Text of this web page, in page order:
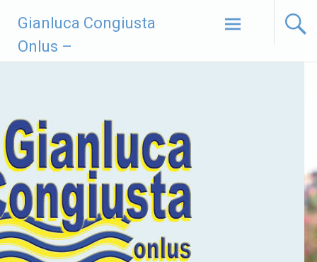
contenuto
Gianluca Congiusta
Onlus –